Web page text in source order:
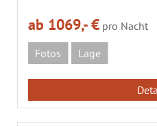
ab 1069,- € pro Nacht
Fotos
Lage